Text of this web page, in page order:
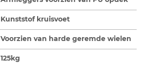
Kunststof kruisvoet
Voorzien van harde geremde wielen
125kg